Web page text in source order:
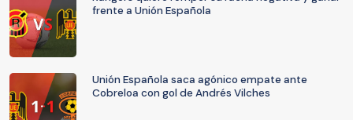
frente a Unión Española
Unión Española saca agónico empate ante
Cobreloa con gol de Andrés Vilches